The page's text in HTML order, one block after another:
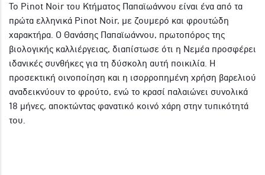
Το Pinot Noir του Κτήματος Παπαϊωάννου είναι ένα από τα
πρώτα ελληνικά Pinot Noir, με ζουμερό και φρουτώδη
χαρακτήρα. Ο Θανάσης Παπαϊωάννου, πρωτοπόρος της
βιολογικής καλλιέργειας, διαπίστωσε ότι η Νεμέα προσφέρει
ιδανικές συνθήκες για τη δύσκολη αυτή ποικιλία. Η
προσεκτική οινοποίηση και η ισορροπημένη χρήση βαρελιού
αναδεικνύουν το φρούτο, ενώ το κρασί παλαιώνει συνολικά
18 μήνες, αποκτώντας φανατικό κοινό χάρη στην τυπικότητά
του.